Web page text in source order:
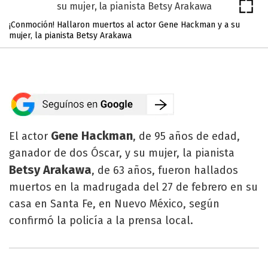
¡Conmoción! Hallaron muertos al actor Gene Hackman y a su
mujer, la pianista Betsy Arakawa
El actor Gene Hackman, de 95 años de edad,
ganador de dos Óscar, y su mujer, la pianista
Betsy Arakawa, de 63 años, fueron hallados
muertos en la madrugada del 27 de febrero en su
casa en Santa Fe, en Nuevo México, según
confirmó la policía a la prensa local.